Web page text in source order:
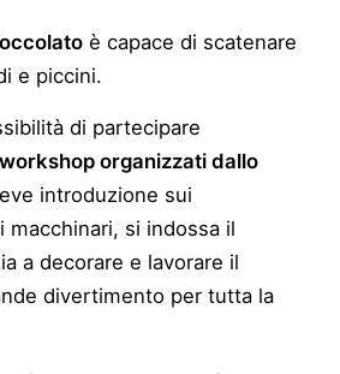
è capace di scatenare
e piccini.
di partecipare
workshop organizzati dallo
introduzione sui
macchinari, si indossa il
a decorare e lavorare il
divertimento per tutta la